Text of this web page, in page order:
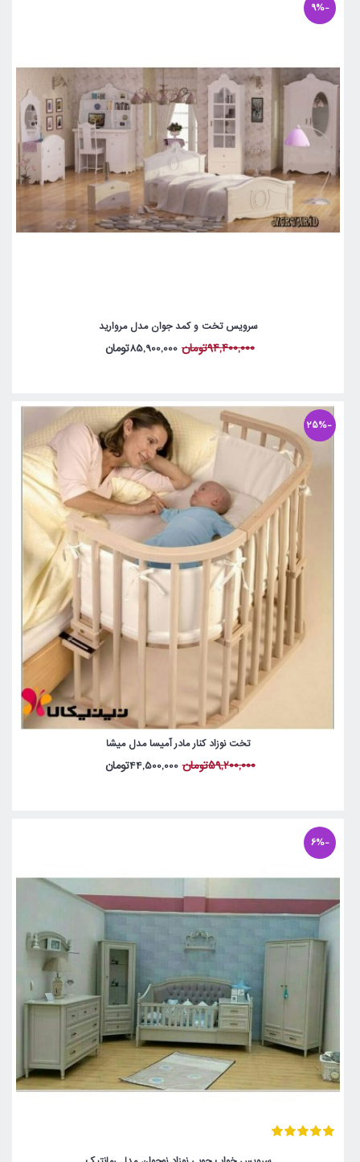
-9%
سرویس تخت و کمد جوان مدل مروارید
94,400,000تومان 85,900,000تومان
-25%
تخت نوزاد کنار مادر آمیسا مدل میشا
59,200,000تومان 44,500,000تومان
-6%